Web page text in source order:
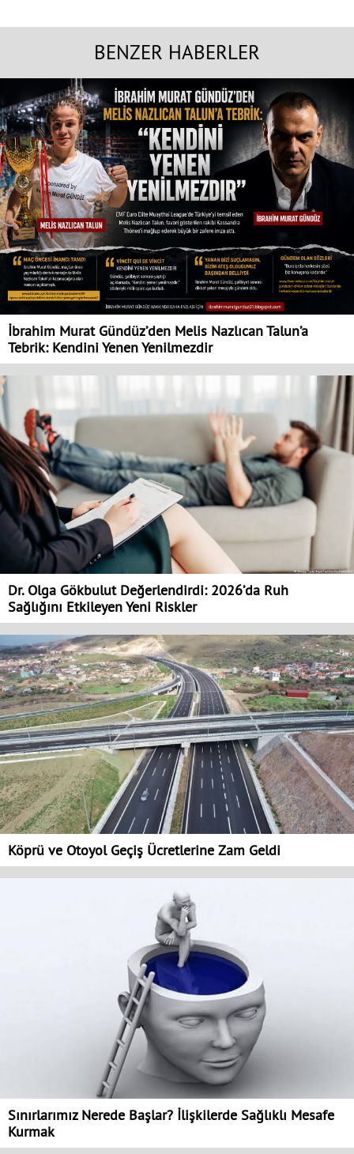
BENZER HABERLER
İbrahim Murat Gündüz’den Melis Nazlıcan Talun’a
Tebrik: Kendini Yenen Yenilmezdir
Dr. Olga Gökbulut Değerlendirdi: 2026’da Ruh
Sağlığını Etkileyen Yeni Riskler
Köprü ve Otoyol Geçiş Ücretlerine Zam Geldi
Sınırlarımız Nerede Başlar? İlişkilerde Sağlıklı Mesafe
Kurmak